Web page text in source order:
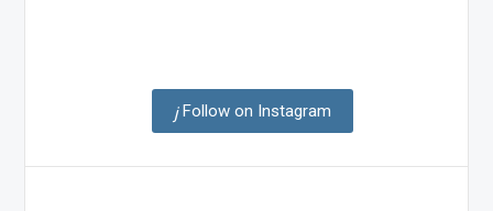
Follow on Instagram